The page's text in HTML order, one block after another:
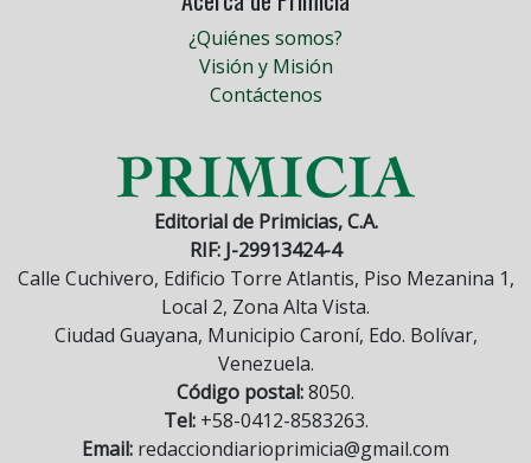
¿Quiénes somos?
Visión y Misión
Contáctenos
Editorial de Primicias, C.A.
RIF: J-29913424-4
Calle Cuchivero, Edificio Torre Atlantis, Piso Mezanina 1,
Local 2, Zona Alta Vista.
Ciudad Guayana, Municipio Caroní, Edo. Bolívar,
Venezuela.
Código postal:8050.
Tel:+58-0412-8583263.
Email: redacciondiarioprimicia@gmail.com